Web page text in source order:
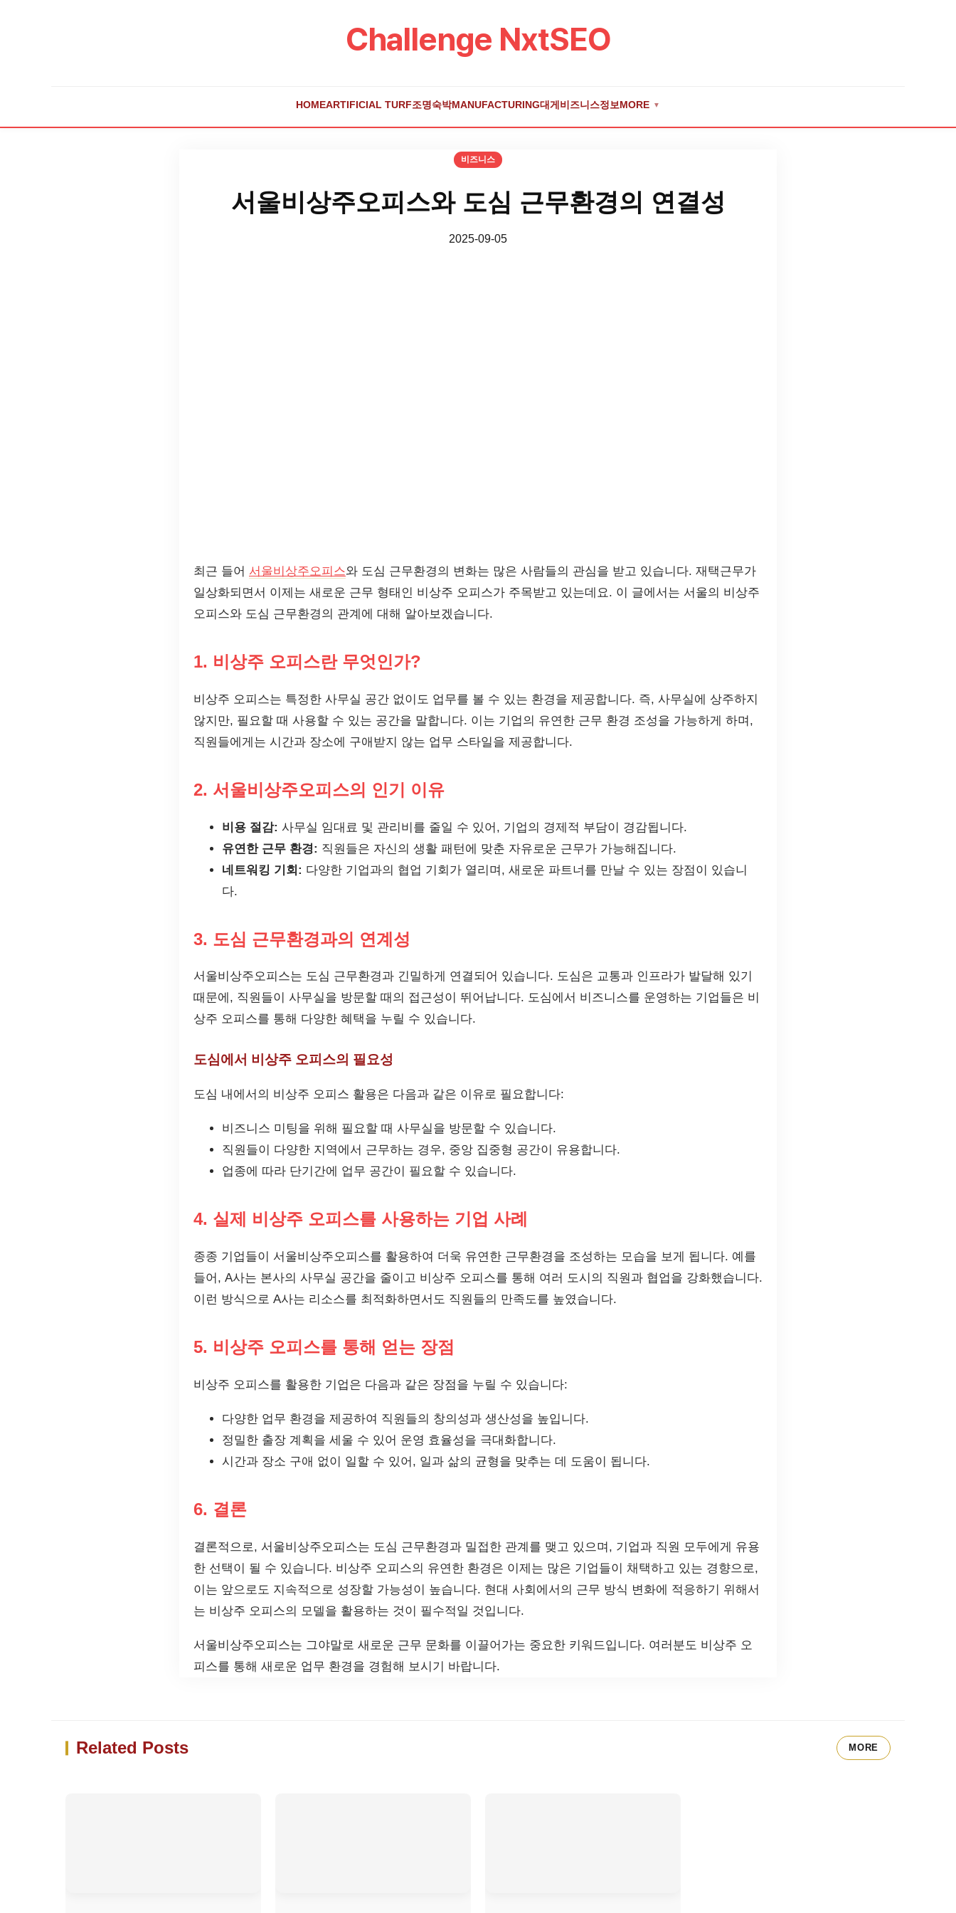
Challenge NxtSEO
HOMEARTIFICIAL TURF조명숙박MANUFACTURING대게 비즈니스정보MORE ▼
비즈니스
서울비상주오피스와 도심 근무환경의 연결성
2025-09-05
최근 들어 서울비상주오피스와 도심 근무환경의 변화는 많은 사람들의 관심을 받고 있습니다. 재택근무가
일상화되면서 이제는 새로운 근무 형태인 비상주 오피스가 주목받고 있는데요. 이 글에서는 서울의 비상주
오피스와 도심 근무환경의 관계에 대해 알아보겠습니다.
1. 비상주 오피스란 무엇인가?
비상주 오피스는 특정한 사무실 공간 없이도 업무를 볼 수 있는 환경을 제공합니다. 즉, 사무실에 상주하지
않지만, 필요할 때 사용할 수 있는 공간을 말합니다. 이는 기업의 유연한 근무 환경 조성을 가능하게 하며,
직원들에게는 시간과 장소에 구애받지 않는 업무 스타일을 제공합니다.
2. 서울비상주오피스의 인기 이유
비용 절감: 사무실 임대료 및 관리비를 줄일 수 있어, 기업의 경제적 부담이 경감됩니다.
유연한 근무 환경: 직원들은 자신의 생활 패턴에 맞춘 자유로운 근무가 가능해집니다.
네트워킹 기회: 다양한 기업과의 협업 기회가 열리며, 새로운 파트너를 만날 수 있는 장점이 있습니
다.
3. 도심 근무환경과의 연계성
서울비상주오피스는 도심 근무환경과 긴밀하게 연결되어 있습니다. 도심은 교통과 인프라가 발달해 있기
때문에, 직원들이 사무실을 방문할 때의 접근성이 뛰어납니다. 도심에서 비즈니스를 운영하는 기업들은 비
상주 오피스를 통해 다양한 혜택을 누릴 수 있습니다.
도심에서 비상주 오피스의 필요성
도심 내에서의 비상주 오피스 활용은 다음과 같은 이유로 필요합니다:
비즈니스 미팅을 위해 필요할 때 사무실을 방문할 수 있습니다.
직원들이 다양한 지역에서 근무하는 경우, 중앙 집중형 공간이 유용합니다.
업종에 따라 단기간에 업무 공간이 필요할 수 있습니다.
4. 실제 비상주 오피스를 사용하는 기업 사례
종종 기업들이 서울비상주오피스를 활용하여 더욱 유연한 근무환경을 조성하는 모습을 보게 됩니다. 예를
들어, A사는 본사의 사무실 공간을 줄이고 비상주 오피스를 통해 여러 도시의 직원과 협업을 강화했습니다.
이런 방식으로 A사는 리소스를 최적화하면서도 직원들의 만족도를 높였습니다.
5. 비상주 오피스를 통해 얻는 장점
비상주 오피스를 활용한 기업은 다음과 같은 장점을 누릴 수 있습니다:
다양한 업무 환경을 제공하여 직원들의 창의성과 생산성을 높입니다.
정밀한 출장 계획을 세울 수 있어 운영 효율성을 극대화합니다.
시간과 장소 구애 없이 일할 수 있어, 일과 삶의 균형을 맞추는 데 도움이 됩니다.
6. 결론
결론적으로, 서울비상주오피스는 도심 근무환경과 밀접한 관계를 맺고 있으며, 기업과 직원 모두에게 유용
한 선택이 될 수 있습니다. 비상주 오피스의 유연한 환경은 이제는 많은 기업들이 채택하고 있는 경향으로,
이는 앞으로도 지속적으로 성장할 가능성이 높습니다. 현대 사회에서의 근무 방식 변화에 적응하기 위해서
는 비상주 오피스의 모델을 활용하는 것이 필수적일 것입니다.
서울비상주오피스는 그야말로 새로운 근무 문화를 이끌어가는 중요한 키워드입니다. 여러분도 비상주 오
피스를 통해 새로운 업무 환경을 경험해 보시기 바랍니다.
Related Posts MORE